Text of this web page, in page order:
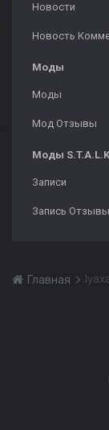
Новости
Новость
Моды
Моды
Мод Отзывы
Моды
Записи
Запись Отзывы
Главная